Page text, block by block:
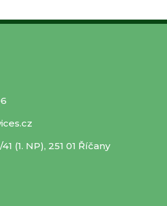
(1. NP), 251 01 Říčany